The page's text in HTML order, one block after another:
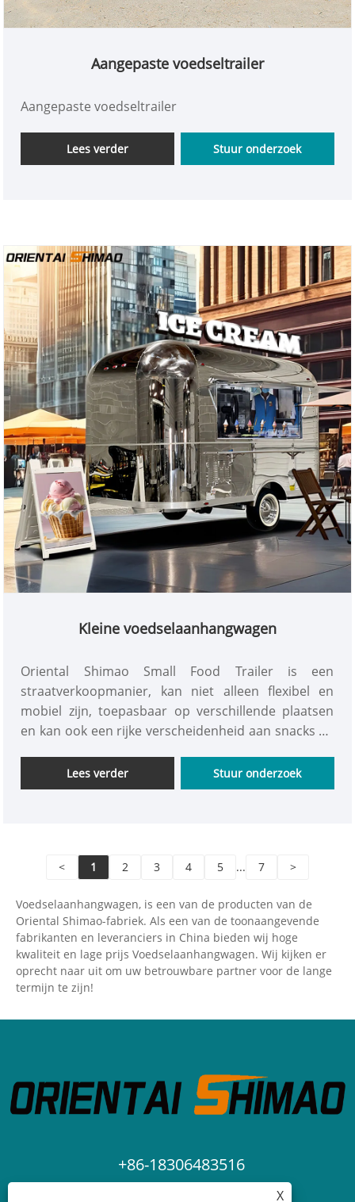
Aangepaste voedseltrailer
Aangepaste voedseltrailer
Lees verder Stuur onderzoek
Kleine voedselaanhangwagen
Oriental Shimao Small Food Trailer is een
straatverkoopmanier, kan niet alleen flexibel en
mobiel zijn, toepasbaar op verschillende plaatsen
en kan ook een rijke verscheidenheid aan snacks en
welkom om de maatwerk te raadplegen van uw
kleine voedseltrailer!
Lees verder Stuur onderzoek
< 1 2 3 4 5 ... 7 >
Voedselaanhangwagen, is een van de producten van de
Oriental Shimao-fabriek. Als een van de toonaangevende
fabrikanten en leveranciers in China bieden wij hoge
kwaliteit en lage prijs Voedselaanhangwagen. Wij kijken er
oprecht naar uit om uw betrouwbare partner voor de lange
termijn te zijn!
+86-18306483516
X